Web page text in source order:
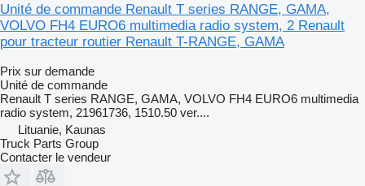
Unité de commande Renault T series RANGE, GAMA,
VOLVO FH4 EURO6 multimedia radio system, 2 Renault
pour tracteur routier Renault T-RANGE, GAMA
Prix sur demande
Unité de commande
Renault T series RANGE, GAMA, VOLVO FH4 EURO6 multimedia
radio system, 21961736, 1510.50 ver....
Lituanie, Kaunas
Truck Parts Group
Contacter le vendeur